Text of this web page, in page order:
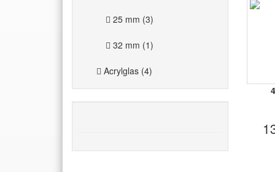
25 mm (3)
32 mm (1)
Acrylglas (4)